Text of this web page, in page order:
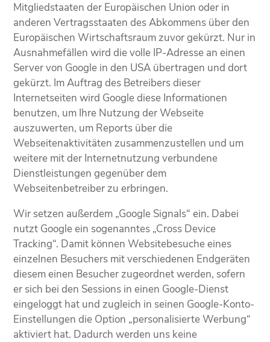
Mitgliedstaaten der Europäischen Union oder in
anderen Vertragsstaaten des Abkommens über den
Europäischen Wirtschaftsraum zuvor gekürzt. Nur in
Ausnahmefällen wird die volle IP-Adresse an einen
Server von Google in den USA übertragen und dort
gekürzt. Im Auftrag des Betreibers dieser
Internetseiten wird Google diese Informationen
benutzen, um Ihre Nutzung der Webseite
auszuwerten, um Reports über die
Webseitenaktivitäten zusammenzustellen und um
weitere mit der Internetnutzung verbundene
Dienstleistungen gegenüber dem
Webseitenbetreiber zu erbringen.
Wir setzen außerdem „Google Signals“ ein. Dabei
nutzt Google ein sogenanntes „Cross Device
Tracking“. Damit können Websitebesuche eines
einzelnen Besuchers mit verschiedenen Endgeräten
diesem einen Besucher zugeordnet werden, sofern
er sich bei den Sessions in einen Google-Dienst
eingeloggt hat und zugleich in seinen Google-Konto-
Einstellungen die Option „personalisierte Werbung“
aktiviert hat. Dadurch werden uns keine